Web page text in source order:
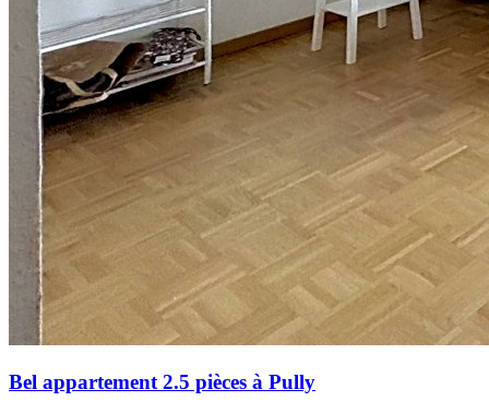
Bel appartement 2.5 pièces à Pully